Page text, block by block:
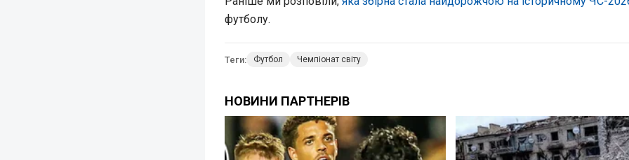
футболу.
Теги: Футбол Чемпіонат світу